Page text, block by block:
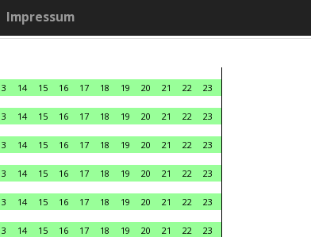
Impressum
14 15 16 17 18 19 20 21 22
23
14 15 16 17 18 19 20 21 22
23
14 15 16 17 18 19 20 21 22
23
14 15 16 17 18 19 20 21 22
23
14 15 16 17 18 19 20 21 22
23
14 15 16 17 18 19 20 21 22
23